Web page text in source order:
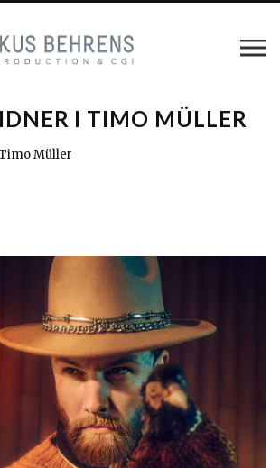
I TIMO MÜLLER
Müller